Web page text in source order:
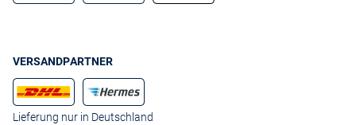
VERSANDPARTNER
Lieferung nur in Deutschland